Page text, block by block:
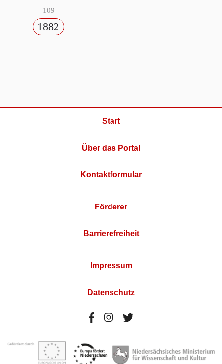
109
1882
Start
Über das Portal
Kontaktformular
Förderer
Barrierefreiheit
Impressum
Datenschutz